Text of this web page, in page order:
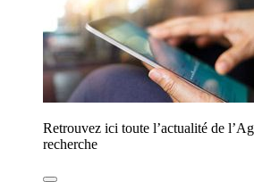
Retrouvez ici toute l’actualité de
recherche